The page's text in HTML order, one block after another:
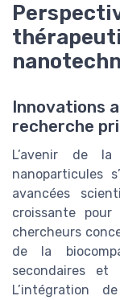
Innovations
recherche
L’avenir de
nanoparticules
avancées
croissante pour
chercheurs
de la
secondaires et
L’intégration